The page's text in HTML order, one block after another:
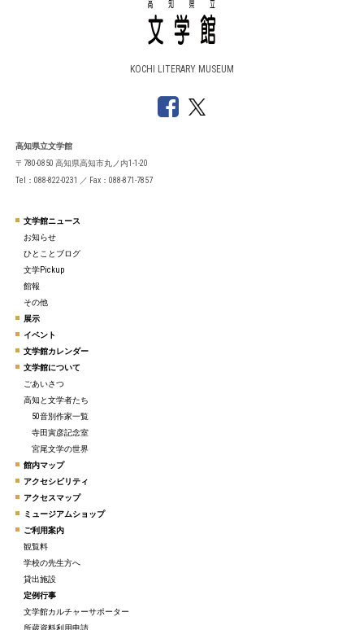
KOCHI LITERARY MUSEUM
高知県立文学館
〒780-0850 高知県高知市丸ノ内1-1-20
Tel：088-822-0231 ／ Fax：088-871-7857
文学館ニュース
お知らせ
ひとことブログ
文学Pickup
館報
その他
展示
イベント
文学館カレンダー
文学館について
ごあいさつ
高知と文学者たち
50音別作家一覧
寺田寅彦記念室
宮尾文学の世界
館内マップ
アクセシビリティ
アクセスマップ
ミュージアムショップ
ご利用案内
観覧料
学校の先生方へ
貸出施設
定例行事
文学館カルチャーサポーター